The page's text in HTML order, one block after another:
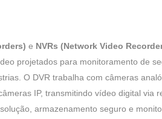
e NVRs (Network Video
projetados para monitoramento de
O DVR trabalha com câmeras
IP, transmitindo vídeo digital via
armazenamento seguro e